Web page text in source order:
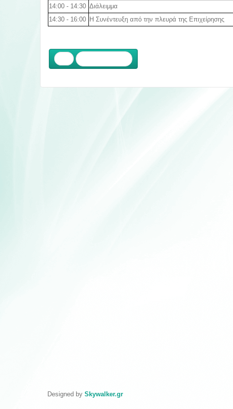
14:00 - 14:30 Διάλειμμα
14:30 - 16:00
Η Συνέντευξη από την πλευρά της Επιχείρησης
Designed by Skywalker.gr